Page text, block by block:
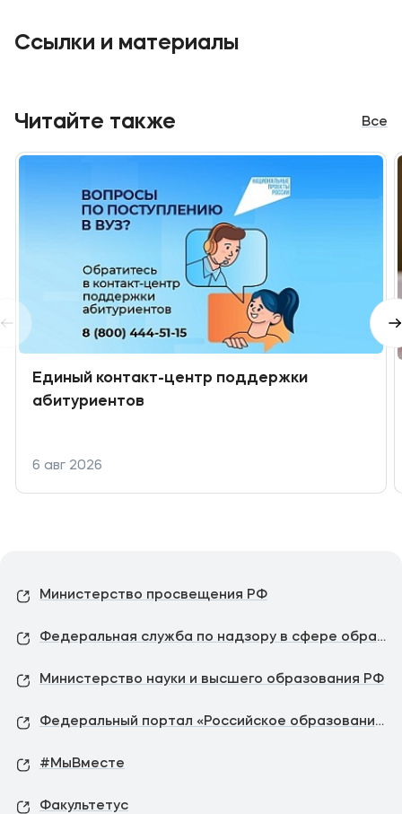
Ссылки и материалы
Читайте также Все
Единый контакт-центр поддержки
абитуриентов
6 авг 2026
Министерство просвещения РФ
Федеральная служба по надзору в сфере образования и науки
Министерство науки и высшего образования РФ
Федеральный портал «Российское образование»
#МыВместе
Факультетус